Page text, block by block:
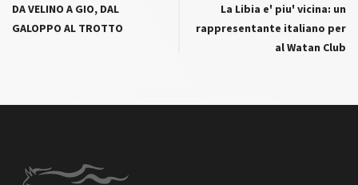
DA VELINO A GIO, DAL
GALOPPO AL TROTTO
La Libia e' piu' vicina: un
rappresentante italiano per
al Watan Club